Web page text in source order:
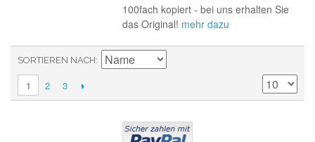
100fach kopiert - bei uns erhalten Sie
das Original! mehr dazu
SORTIEREN NACH
1 2 3